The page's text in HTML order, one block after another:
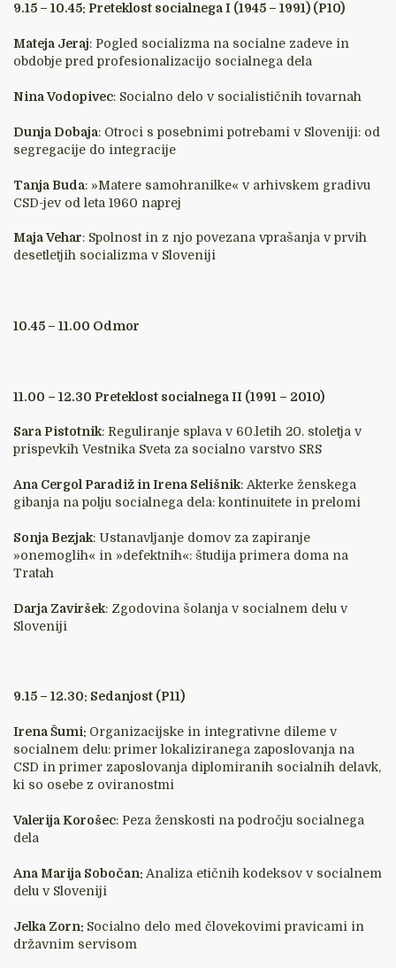
9.15 – 10.45: Preteklost socialnega I (1945 – 1991) (P10)
Mateja Jeraj: Pogled socializma na socialne zadeve in
obdobje pred profesionalizacijo socialnega dela
Nina Vodopivec: Socialno delo v socialističnih tovarnah
Dunja Dobaja: Otroci s posebnimi potrebami v Sloveniji: od
segregacije do integracije
Tanja Buda: »Matere samohranilke« v arhivskem gradivu
CSD-jev od leta 1960 naprej
Maja Vehar: Spolnost in z njo povezana vprašanja v prvih
desetletjih socializma v Sloveniji
10.45 – 11.00 Odmor
11.00 – 12.30 Preteklost socialnega II (1991 – 2010)
Sara Pistotnik: Reguliranje splava v 60.letih 20. stoletja v
prispevkih Vestnika Sveta za socialno varstvo SRS
Ana Cergol Paradiž in Irena Selišnik: Akterke ženskega
gibanja na polju socialnega dela: kontinuitete in prelomi
Sonja Bezjak: Ustanavljanje domov za zapiranje
»onemoglih« in »defektnih«: študija primera doma na
Tratah
Darja Zaviršek: Zgodovina šolanja v socialnem delu v
Sloveniji
9.15 – 12.30: Sedanjost (P11)
Irena Šumi: Organizacijske in integrativne dileme v
socialnem delu: primer lokaliziranega zaposlovanja na
CSD in primer zaposlovanja diplomiranih socialnih delavk,
ki so osebe z oviranostmi
Valerija Korošec: Peza ženskosti na področju socialnega
dela
Ana Marija Sobočan: Analiza etičnih kodeksov v socialnem
delu v Sloveniji
Jelka Zorn: Socialno delo med človekovimi pravicami in
državnim servisom